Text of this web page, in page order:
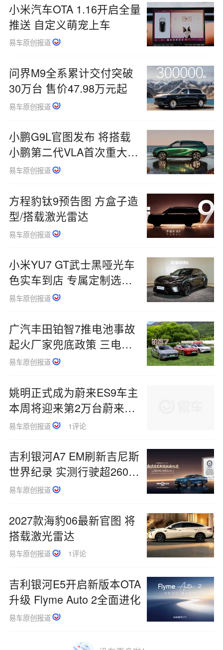
小米汽车OTA 1.16开启全量
推送 自定义萌宠上车
易车原创报道
问界M9全系累计交付突破
30万台 售价47.98万元起
易车原创报道
小鹏G9L官图发布 将搭载
小鹏第二代VLA首次重大升
级版本
易车原创报道
方程豹钛9预告图 方盒子造
型/搭载激光雷达
易车原创报道
小米YU7 GT武士黑哑光车
色实车到店 专属定制选装
价2.8万元
易车原创报道
广汽丰田铂智7推电池事故
起火厂家兜底政策 三电终
身质保
易车原创报道
姚明正式成为蔚来ES9车主
本周将迎来第2万台蔚来
ES9交付
易车原创报道 1评论
吉利银河A7 EM刷新吉尼斯
世界纪录 实测行驶超2608
公里
易车原创报道
2027款海豹06最新官图 将
搭载激光雷达
易车原创报道 1评论
吉利银河E5开启新版本OTA
升级 Flyme Auto 2全面进化
易车原创报道